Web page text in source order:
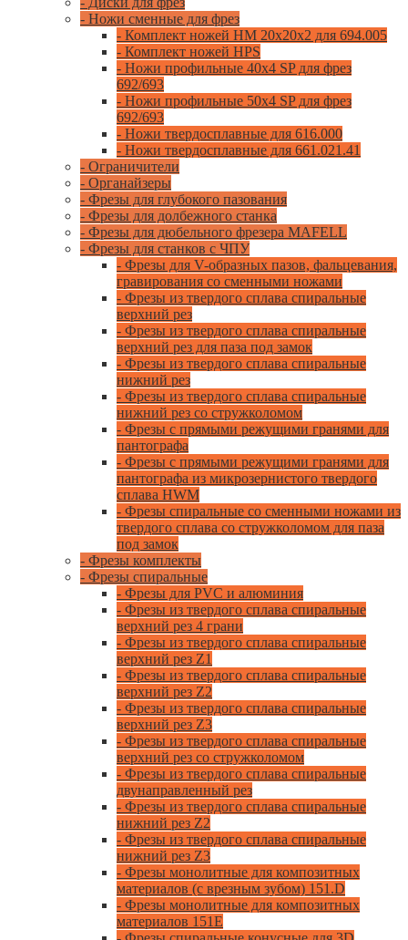
- Ножи сменные для фрез
- Комплект ножей HM 20x20x2 для 694.005
- Комплект ножей HPS
- Ножи профильные 40x4 SP для фрез
692/693
- Ножи профильные 50x4 SP для фрез
692/693
- Ножи твердосплавные для 616.000
- Ножи твердосплавные для 661.021.41
- Ограничители
- Органайзеры
- Фрезы для глубокого пазования
- Фрезы для долбежного станка
- Фрезы для дюбельного фрезера MAFELL
- Фрезы для станков с ЧПУ
- Фрезы для V-образных пазов, фальцевания,
гравирования со сменными ножами
- Фрезы из твердого сплава спиральные
верхний рез
- Фрезы из твердого сплава спиральные
верхний рез для паза под замок
- Фрезы из твердого сплава спиральные
нижний рез
- Фрезы из твердого сплава спиральные
нижний рез со стружколомом
- Фрезы с прямыми режущими гранями для
пантографа
- Фрезы с прямыми режущими гранями для
пантографа из микрозернистого твердого
сплава HWM
- Фрезы спиральные со сменными ножами из
твердого сплава со стружколомом для паза
под замок
- Фрезы комплекты
- Фрезы спиральные
- Фрезы для PVC и алюминия
- Фрезы из твердого сплава спиральные
верхний рез 4 грани
- Фрезы из твердого сплава спиральные
верхний рез Z1
- Фрезы из твердого сплава спиральные
верхний рез Z2
- Фрезы из твердого сплава спиральные
верхний рез Z3
- Фрезы из твердого сплава спиральные
верхний рез со стружколомом
- Фрезы из твердого сплава спиральные
двунаправленный рез
- Фрезы из твердого сплава спиральные
нижний рез Z2
- Фрезы из твердого сплава спиральные
нижний рез Z3
- Фрезы монолитные для композитных
материалов (с врезным зубом) 151.D
- Фрезы монолитные для композитных
материалов 151E